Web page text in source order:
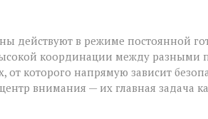
действуют в режиме постоянной
координации между разными
которого напрямую зависит
внимания — их главная задача